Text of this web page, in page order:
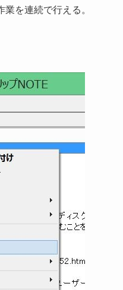
を連続で行える。